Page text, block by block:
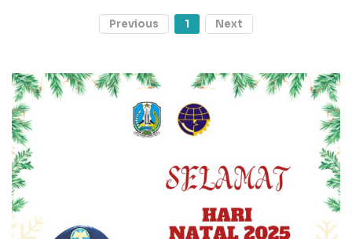
Previous 1 Next